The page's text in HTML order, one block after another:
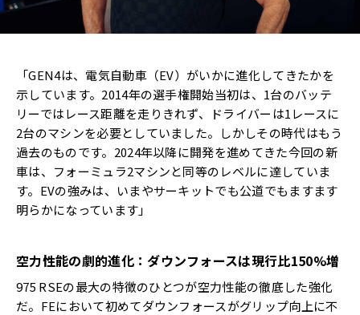
「GEN4は、電気自動車（EV）がいかに進化してきたかを
示しています。2014年の選手権開始当初は、1台のバッテ
リーではレース距離を走りきれず、ドライバーは1レースに
2台のマシンを必要としていました。しかしその時代はもう
過去のものです。2024年以降に開発を進めてきた今回の新
車は、フォーミュラ2マシンと同等のレベルに達していま
す。EVの強みは、いまやサーキットでも公道でもますます
明らかになっています」
空力性能の劇的進化：ダウンフォースは現行比150%増
975 RSEの最大の特徴のひとつが空力性能の徹底した強化
だ。FEにおいて初めてダウンフォースがグリップ向上に不